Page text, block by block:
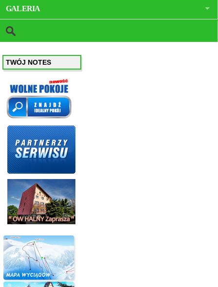
GALERIA
TWÓJ NOTES